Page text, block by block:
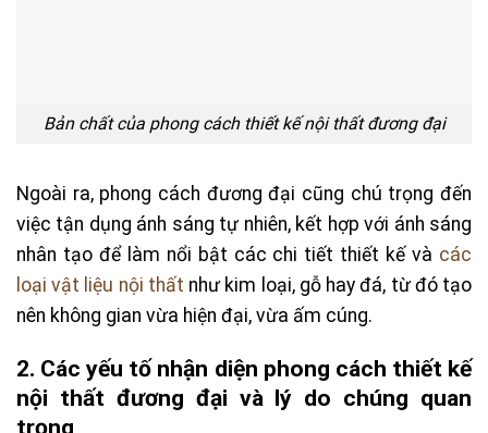
Bản chất của phong cách thiết kế nội thất đương đại
Ngoài ra, phong cách đương đại cũng chú trọng đến
việc tận dụng ánh sáng tự nhiên, kết hợp với ánh sáng
nhân tạo để làm nổi bật các chi tiết thiết kế và các
loại vật liệu nội thất như kim loại, gỗ hay đá, từ đó tạo
nên không gian vừa hiện đại, vừa ấm cúng.
2. Các yếu tố nhận diện phong cách thiết kế
nội thất đương đại và lý do chúng quan
trọng